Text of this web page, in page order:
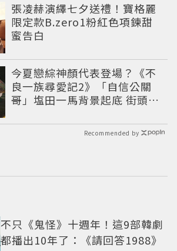
張凌赫演繹七夕送禮！寶格麗
限定款B.zero1粉紅色項鍊甜
蜜告白
今夏戀綜神顏代表登場？《不
良一族尋愛記2》「自信公關
哥」塩田一馬背景起底 街頭辣
Recommended by
不只《鬼怪》十週年！這9部韓劇
都播出10年了：《請回答1988》